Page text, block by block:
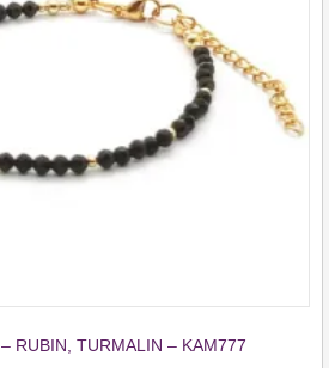
RUBIN, TURMALIN – KAM777